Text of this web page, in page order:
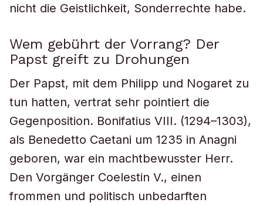
nicht die Geistlichkeit, Sonderrechte habe.
Wem gebührt der Vorrang? Der
Papst greift zu Drohungen
Der Papst, mit dem Philipp und Nogaret zu
tun hatten, vertrat sehr pointiert die
Gegenposition. Bonifatius VIII. (1294–1303),
als Benedetto Caetani um 1235 in Anagni
geboren, war ein machtbewusster Herr.
Den Vorgänger Coelestin V., einen
frommen und politisch unbedarften